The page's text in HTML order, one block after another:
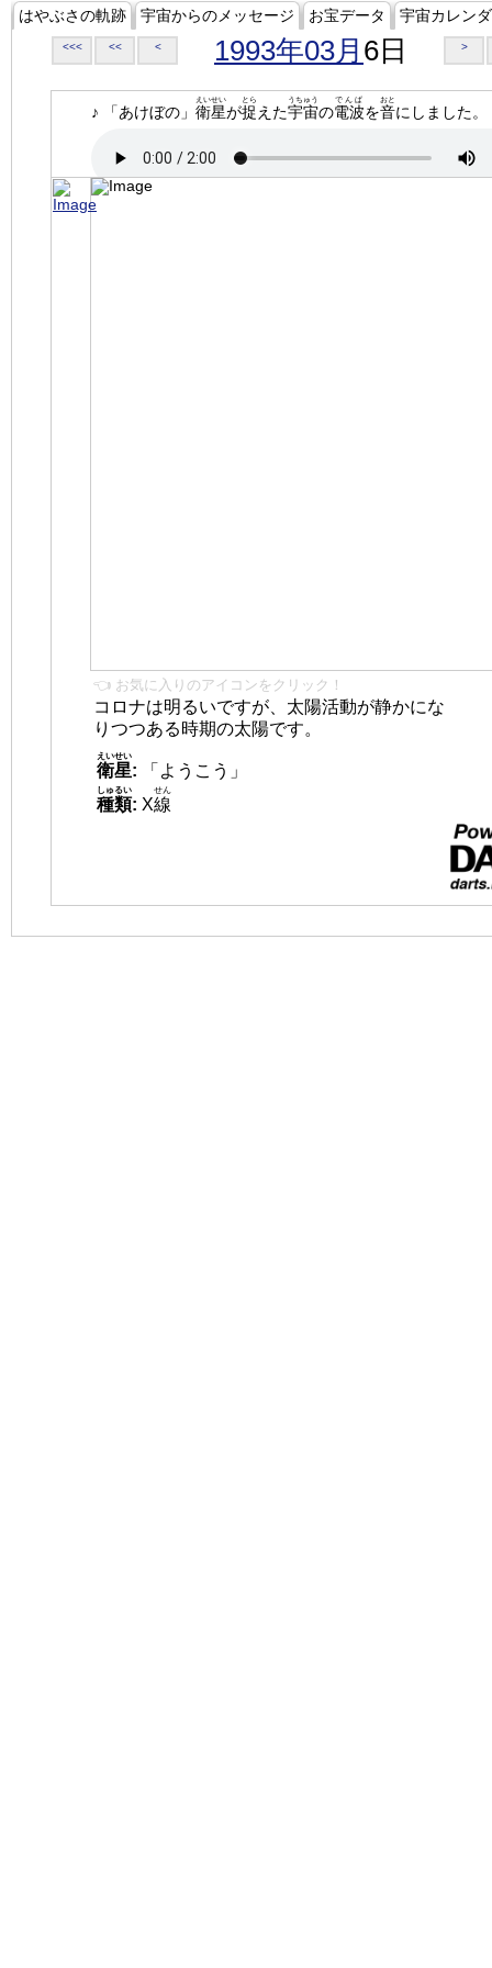
はやぶさの軌跡 宇宙からのメッセージ お宝データ 宇宙カレン
<<< << < 1993年03月 6日 >
♪ 「あけぼの」 衛星
えいせい
が捉
とら
えた宇宙
うちゅう
の電波
でんぱ
を音
おと
にしました。
👈 お気に入りのアイコンをクリック！
コロナは明るいですが、太陽活動が静かにな
りつつある時期の太陽です。
衛星
えいせい
:
「ようこう」
種類
しゅるい
: X線
せん